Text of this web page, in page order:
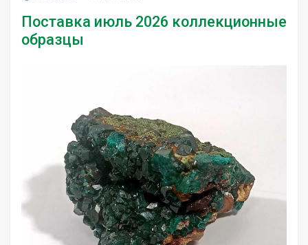
Поставка июль 2026 коллекционные
образцы